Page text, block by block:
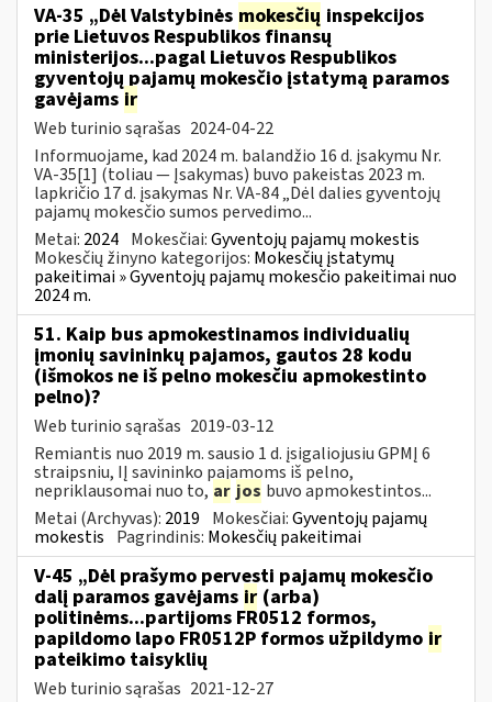
VA-35 „Dėl Valstybinės mokesčių inspekcijos
prie Lietuvos Respublikos finansų
ministerijos...pagal Lietuvos Respublikos
gyventojų pajamų mokesčio įstatymą paramos
gavėjams ir
Web turinio sąrašas 2024-04-22
Informuojame, kad 2024 m. balandžio 16 d. įsakymu Nr.
VA-35[1] (toliau — Įsakymas) buvo pakeistas 2023 m.
lapkričio 17 d. įsakymas Nr. VA-84 „Dėl dalies gyventojų
pajamų mokesčio sumos pervedimo...
Metai: 2024 Mokesčiai:Gyventojų pajamų mokestis
Mokesčių žinyno kategorijos: Mokesčių įstatymų
pakeitimai » Gyventojų pajamų mokesčio pakeitimai nuo
2024 m.
51. Kaip bus apmokestinamos individualių
įmonių savininkų pajamos, gautos 28 kodu
(išmokos ne iš pelno mokesčiu apmokestinto
pelno)?
Web turinio sąrašas 2019-03-12
Remiantis nuo 2019 m. sausio 1 d. įsigaliojusiu GPMĮ 6
straipsniu, IĮ savininko pajamoms iš pelno,
nepriklausomai nuo to, ar jos buvo apmokestintos...
Metai (Archyvas): 2019 Mokesčiai:Gyventojų pajamų
mokestis Pagrindinis: Mokesčių pakeitimai
V-45 „Dėl prašymo pervesti pajamų mokesčio
dalį paramos gavėjams ir (arba)
politinėms...partijoms FR0512 formos,
papildomo lapo FR0512P formos užpildymo ir
pateikimo taisyklių
Web turinio sąrašas 2021-12-27